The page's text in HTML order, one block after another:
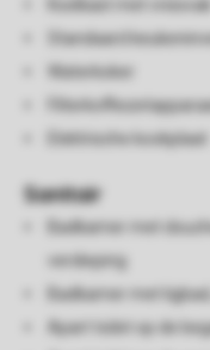
Koelkast met vriesvak
Standaard
Waterkoker
Elektrische kookplaat
Sanitair
Badkamer met
verdieping
Badkamer met
Apart toilet op de